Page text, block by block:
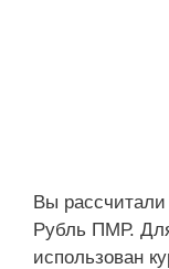
Вы
Рубль ПМР.
использован